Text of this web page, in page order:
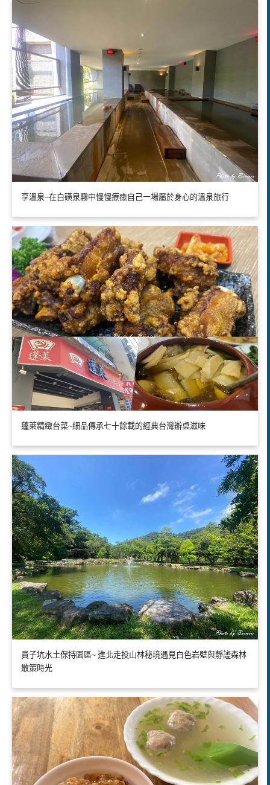
享溫泉~在白磺泉霧中慢慢療癒自己一場屬於身心的溫泉旅行
蓬萊精緻台菜~細品傳承七十餘載的經典台灣辦桌滋味
貴子坑水土保持園區~ 進北走投山林秘境遇見白色岩壁與靜謐森林
散策時光